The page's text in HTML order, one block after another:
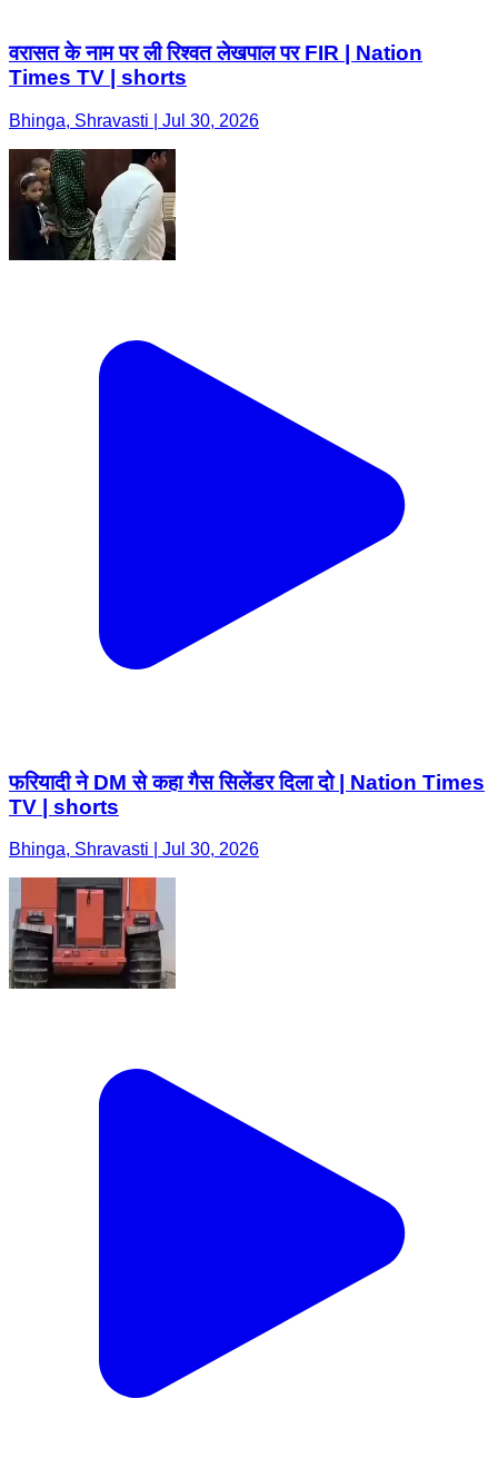
वरासत के नाम पर ली रिश्वत लेखपाल पर FIR | Nation
Times TV | shorts
Bhinga, Shravasti | Jul 30, 2026
फरियादी ने DM से कहा गैस सिलेंडर दिला दो | Nation Times
TV | shorts
Bhinga, Shravasti | Jul 30, 2026